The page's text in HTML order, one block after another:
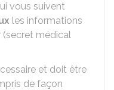
vous suivent
les informations
(secret médical
et doit être
de façon